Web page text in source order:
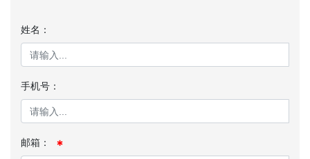
姓名：
手机号：
邮箱：